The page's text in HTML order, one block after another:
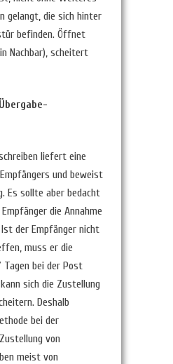
gelangt, die sich hinter
befinden. Öffnet
Nachbar), scheitert
liefert eine
und beweist
Es sollte aber bedacht
die Annahme
der Empfänger nicht
muss er die
Tagen bei der Post
sich die Zustellung
Deshalb
bei der
von
meist von